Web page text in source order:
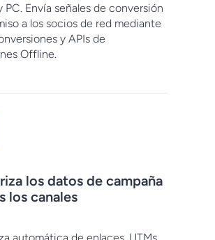
PC. Envía señales de conversión
a los socios de red mediante
y APIs de
Offline.
los datos de campaña
los canales